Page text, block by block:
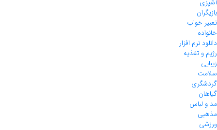
آشپزی
بازیگران
تعبیر خواب
خانواده
دانلود نرم افزار
رژیم و تغذیه
زیبایی
سلامت
گردشگری
گیاهان
مد و لباس
مذهبی
ورزشی